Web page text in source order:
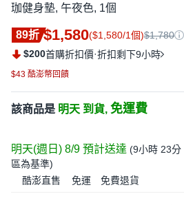
珈健身墊, 午夜色, 1個
89折 $1,580($1,580/1個)$1,780
$200首購折扣價·折扣剩下9小時
$43 酷澎幣回饋
該商品是 明天 到貨, 免運費
明天(週日) 8/9 預計送達 (9小時 23分
區為基準)
酷澎直售 免運 免費退貨